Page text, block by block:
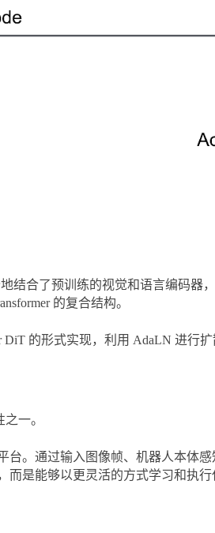
结合了预训练的视觉和语言编码器
的复合结构。
DiT 的形式实现，利用 AdaLN 进
一。
。通过输入图像帧、机器人本体
是能够以更灵活的方式学习和执行